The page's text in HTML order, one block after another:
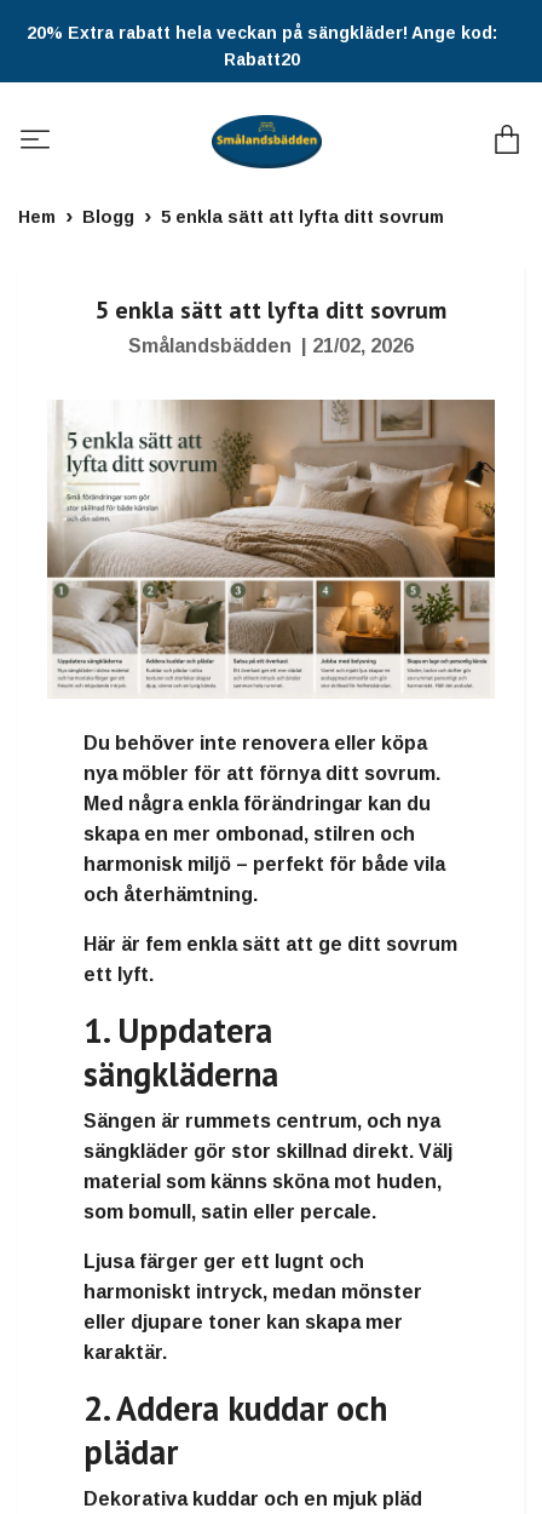
20% Extra rabatt hela veckan på sängkläder! Ange kod:
Rabatt20
Hem Blogg 5 enkla sätt att lyfta ditt sovrum
5 enkla sätt att lyfta ditt sovrum
Smålandsbädden 21/02, 2026
Du behöver inte renovera eller köpa
nya möbler för att förnya ditt sovrum.
Med några enkla förändringar kan du
skapa en mer ombonad, stilren och
harmonisk miljö – perfekt för både vila
och återhämtning.
Här är fem enkla sätt att ge ditt sovrum
ett lyft.
1. Uppdatera
sängkläderna
Sängen är rummets centrum, och nya
sängkläder gör stor skillnad direkt. Välj
material som känns sköna mot huden,
som bomull, satin eller percale.
Ljusa färger ger ett lugnt och
harmoniskt intryck, medan mönster
eller djupare toner kan skapa mer
karaktär.
2. Addera kuddar och
plädar
Dekorativa kuddar och en mjuk pläd